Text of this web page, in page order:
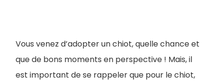
Vous venez d’adopter un chiot, quelle chance et
que de bons moments en perspective ! Mais, il
est important de se rappeler que pour le chiot,